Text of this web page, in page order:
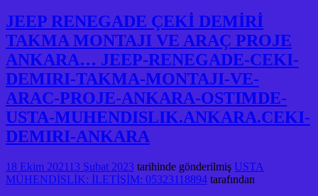
JEEP RENEGADE ÇEKİ DEMİRİ
TAKMA MONTAJI VE ARAÇ PROJE
ANKARA… JEEP-RENEGADE-CEKI-
DEMIRI-TAKMA-MONTAJI-VE-
ARAC-PROJE-ANKARA-OSTIMDE-
USTA-MUHENDISLIK.ANKARA.CEKI-
DEMIRI-ANKARA
18 Ekim 2021 13 Şubat 2023 tarihinde gönderilmiş USTA
MÜHENDİSLİK: İLETİŞİM: 05323118894 tarafından